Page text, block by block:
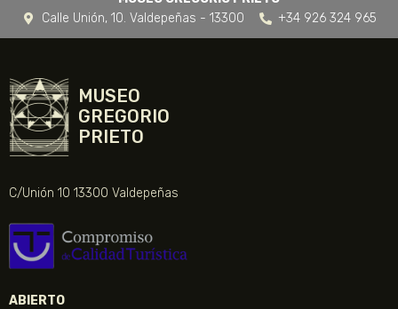
Calle Unión, 10. Valdepeñas - 13300
+34 926 324 965
MUSEO
GREGORIO
PRIETO
C/Unión 10 13300 Valdepeñas
ABIERTO